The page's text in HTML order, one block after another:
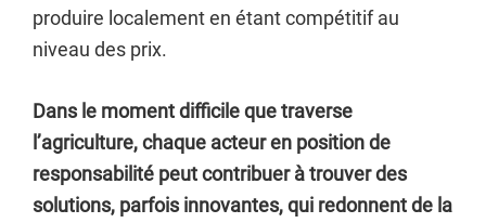
produire localement en étant compétitif au
niveau des prix.
Dans le moment difficile que traverse
l’agriculture, chaque acteur en position de
responsabilité peut contribuer à trouver des
solutions, parfois innovantes, qui redonnent de la